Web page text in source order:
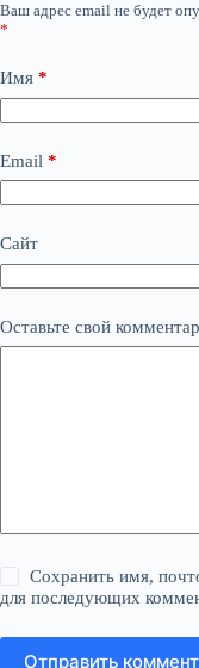
Ваш адрес email не будет
*
Имя *
Email *
Сайт
Оставьте свой
Сохранить имя,
для последующих
Отправить